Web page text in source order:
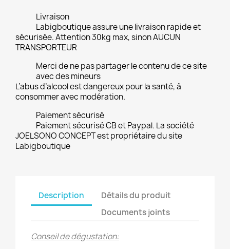
Livraison
Labigboutique assure une livraison rapide et
sécurisée. Attention 30kg max, sinon AUCUN
TRANSPORTEUR
Merci de ne pas partager le contenu de ce site
avec des mineurs
L’abus d’alcool est dangereux pour la santé, à
consommer avec modération.
Paiement sécurisé
Paiement sécurisé CB et Paypal. La société
JOELSONO CONCEPT est propriétaire du site
Labigboutique
Description
Détails du produit
Documents joints
Conseil de dégustation: